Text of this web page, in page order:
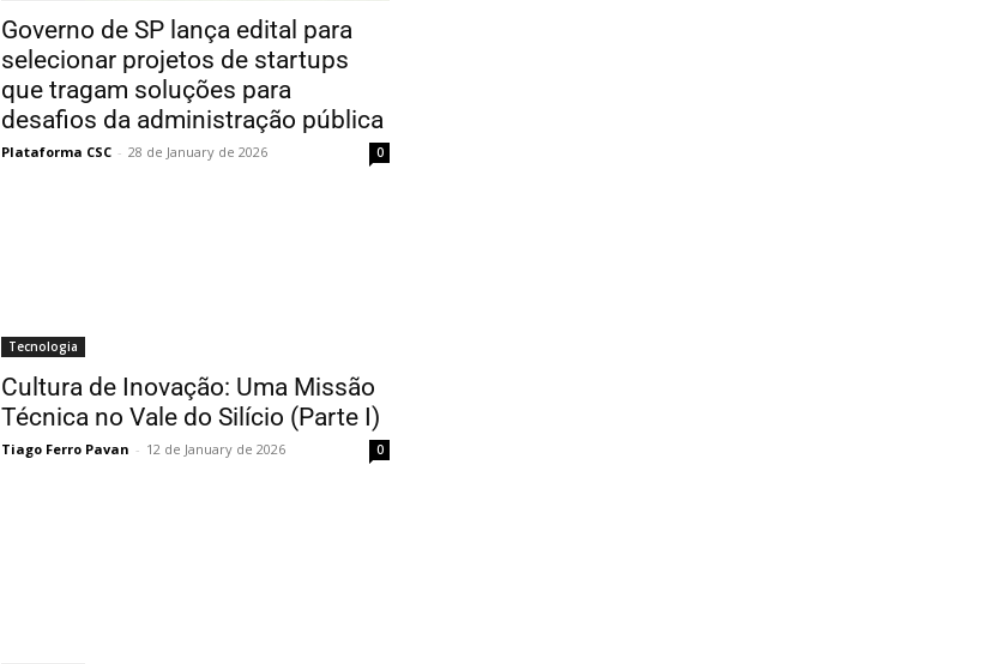
Governo de SP lança edital para
selecionar projetos de startups
que tragam soluções para
desafios da administração pública
Plataforma CSC - 28 de January de 2026 0
Tecnologia
Cultura de Inovação: Uma Missão
Técnica no Vale do Silício (Parte I)
Tiago Ferro Pavan - 12 de January de 2026 0